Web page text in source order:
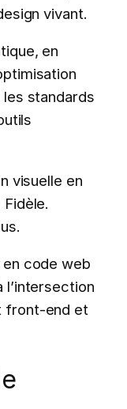
vivant.
en
standards
visuelle en
code web
front-end et